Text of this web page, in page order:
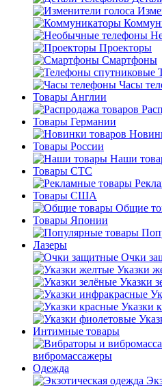
Проекторы
Смартфоны
Часы
Товары Англии
Товары Германии
Товары России
Наши
Товары СТС
Товары США
Общие
Товары Японии
Лазеры
Очки
Указки
Указки
Указки
Интимные товары
вибромассажеры
Одежда